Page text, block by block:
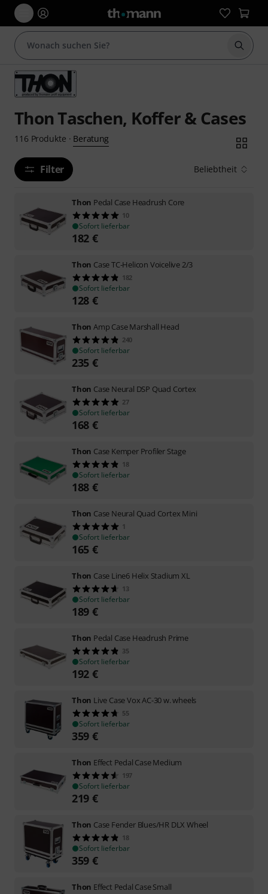
Suche
Thon Taschen, Koffer & Cases
116 Produkte · Beratung
Filter Beliebtheit
Thon Pedal Case Headrush Core
10
Sofort lieferbar
182 €
Thon Case TC-Helicon Voicelive 2/3
182
Sofort lieferbar
128 €
Thon Amp Case Marshall Head
240
Sofort lieferbar
235 €
Thon Case Neural DSP Quad Cortex
27
Sofort lieferbar
168 €
Thon Case Kemper Profiler Stage
18
Sofort lieferbar
188 €
Thon Case Neural Quad Cortex Mini
1
Sofort lieferbar
165 €
Thon Case Line6 Helix Stadium XL
13
Sofort lieferbar
189 €
Thon Pedal Case Headrush Prime
35
Sofort lieferbar
192 €
Thon Live Case Vox AC-30 w. wheels
55
Sofort lieferbar
359 €
Thon Effect Pedal Case Medium
197
Sofort lieferbar
219 €
Thon Case Fender Blues/HR DLX Wheel
18
Sofort lieferbar
359 €
Thon Effect Pedal Case Small